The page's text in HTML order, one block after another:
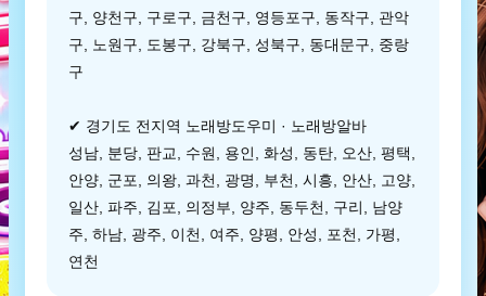
구, 양천구, 구로구, 금천구, 영등포구, 동작구, 관악
구, 노원구, 도봉구, 강북구, 성북구, 동대문구, 중랑
구
✔ 경기도 전지역 노래방도우미 · 노래방알바
성남, 분당, 판교, 수원, 용인, 화성, 동탄, 오산, 평택,
안양, 군포, 의왕, 과천, 광명, 부천, 시흥, 안산, 고양,
일산, 파주, 김포, 의정부, 양주, 동두천, 구리, 남양
주, 하남, 광주, 이천, 여주, 양평, 안성, 포천, 가평,
연천